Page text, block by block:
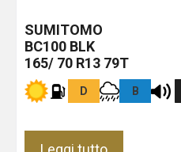
SUMITOMO
BC100 BLK
165/ 70 R13 79T
D B